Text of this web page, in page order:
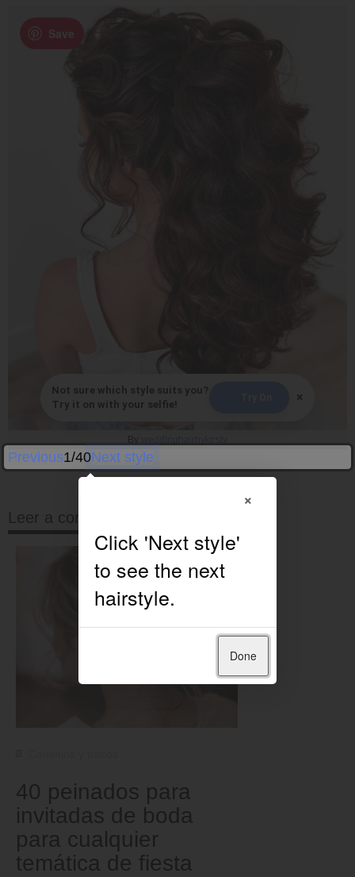
Save
Not sure which style suits you?
Try it on with your selfie!
×
Previous1/40Next style
Leer a continuación
40 peinados para
invitadas de boda
para cualquier
temática de fiesta
×
Done